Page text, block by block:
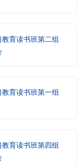
育读书班第二组
育读书班第一组
育读书班第四组